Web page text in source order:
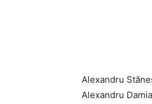
Alexandru
Alexandru